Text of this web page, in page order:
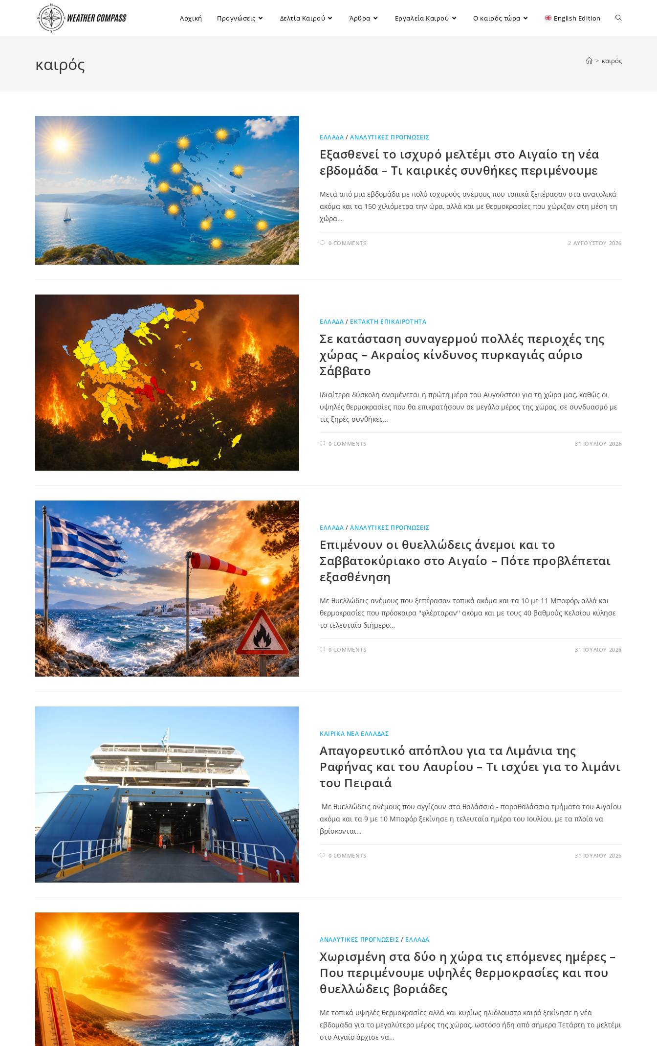
περιεχόμενο
Αρχική Προγνώσεις Δελτία Καιρού Άρθρα Εργαλεία Καιρού Ο καιρός τώρα English Edition
καιρός > καιρός
ΕΛΛΆΔΑ /ΑΝΑΛΥΤΙΚΈΣ ΠΡΟΓΝΏΣΕΙΣ
Εξασθενεί το ισχυρό μελτέμι στο Αιγαίο τη νέα
εβδομάδα – Τι καιρικές συνθήκες περιμένουμε
Μετά από μια εβδομάδα με πολύ ισχυρούς ανέμους που τοπικά ξεπέρασαν στα ανατολικά
ακόμα και τα 150 χιλιόμετρα την ώρα, αλλά και με θερμοκρασίες που χώριζαν στη μέση τη
χώρα…
0 COMMENTS 2 ΑΥΓΟΎΣΤΟΥ 2026
ΕΛΛΆΔΑ / ΕΚΤΑΚΤΗ ΕΠΙΚΑΙΡΟΤΗΤΑ
Σε κατάσταση συναγερμού πολλές περιοχές της
χώρας – Ακραίος κίνδυνος πυρκαγιάς αύριο
Σάββατο
Ιδιαίτερα δύσκολη αναμένεται η πρώτη μέρα του Αυγούστου για τη χώρα μας, καθώς οι
υψηλές θερμοκρασίες που θα επικρατήσουν σε μεγάλο μέρος της χώρας, σε συνδυασμό με
τις ξηρές συνθήκες…
0 COMMENTS 31 ΙΟΥΛΊΟΥ 2026
ΕΛΛΆΔΑ /ΑΝΑΛΥΤΙΚΈΣ ΠΡΟΓΝΏΣΕΙΣ
Επιμένουν οι θυελλώδεις άνεμοι και το
Σαββατοκύριακο στο Αιγαίο – Πότε προβλέπεται
εξασθένηση
Με θυελλώδεις ανέμους που ξεπέρασαν τοπικά ακόμα και τα 10 με 11 Μποφόρ, αλλά και
θερμοκρασίες που πρόσκαιρα ''φλέρταραν'' ακόμα και με τους 40 βαθμούς Κελσίου κύλησε
το τελευταίο διήμερο…
0 COMMENTS 31 ΙΟΥΛΊΟΥ 2026
ΚΑΙΡΙΚΆ ΝΈΑ ΕΛΛΆΔΑΣ
Απαγορευτικό απόπλου για τα Λιμάνια της
Ραφήνας και του Λαυρίου – Τι ισχύει για το λιμάνι
του Πειραιά
Με θυελλώδεις ανέμους που αγγίζουν στα θαλάσσια - παραθαλάσσια τμήματα του Αιγαίου
ακόμα και τα 9 με 10 Μποφόρ ξεκίνησε η τελευταία ημέρα του Ιουλίου, με τα πλοία να
βρίσκονται…
0 COMMENTS 31 ΙΟΥΛΊΟΥ 2026
ΑΝΑΛΥΤΙΚΈΣ ΠΡΟΓΝΏΣΕΙΣ / ΕΛΛΆΔΑ
Χωρισμένη στα δύο η χώρα τις επόμενες ημέρες –
Που περιμένουμε υψηλές θερμοκρασίες και που
θυελλώδεις βοριάδες
Με τοπικά υψηλές θερμοκρασίες αλλά και κυρίως ηλιόλουστο καιρό ξεκίνησε η νέα
εβδομάδα για το μεγαλύτερο μέρος της χώρας, ωστόσο ήδη από σήμερα Τετάρτη το μελτέμι
στο Αιγαίο άρχισε να…